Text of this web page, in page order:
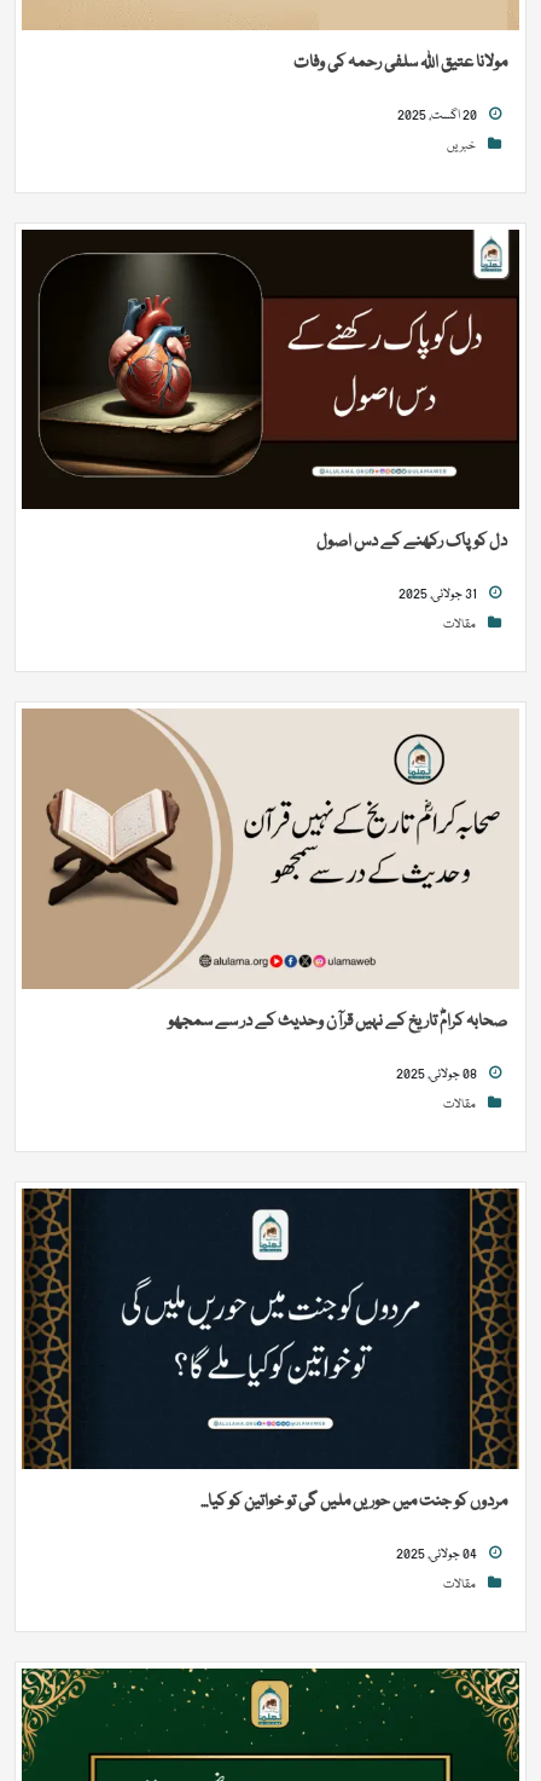
مولانا عتیق اللہ سلفی رحمہ کی وفات
خبریں
دل کو پاک رکھنے کے دس اصول
مقالات
صحابہ کرامؓ تاریخ کے نہیں قرآن وحدیث کے در سے سمجھو
مقالات
مردوں کو جنت میں حوریں ملیں گی تو خواتین کو کیا...
مقالات